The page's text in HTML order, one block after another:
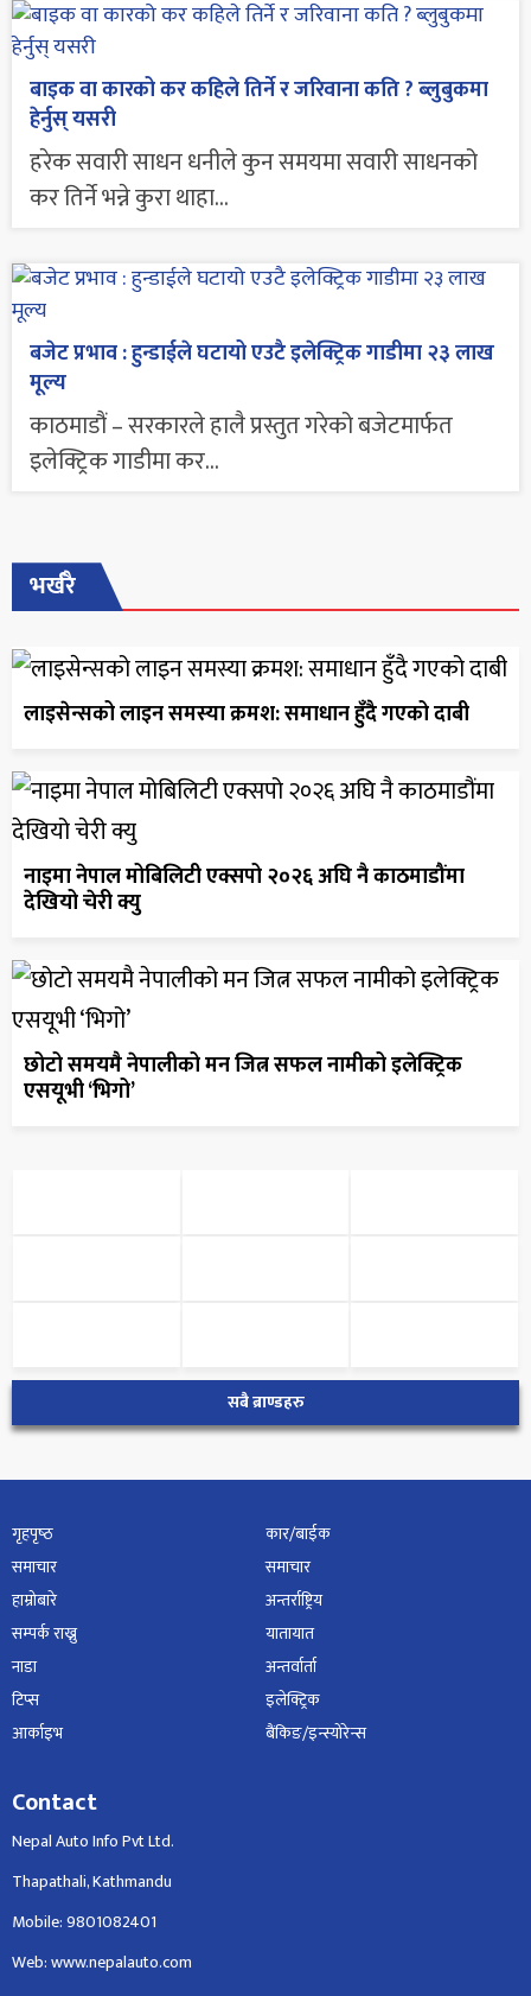
बाइक वा कारको कर कहिले तिर्ने र जरिवाना कति ? ब्लुबुकमा
हेर्नुस् यसरी
हरेक सवारी साधन धनीले कुन समयमा सवारी साधनको
कर तिर्ने भन्ने कुरा थाहा...
बजेट प्रभाव : हुन्डाईले घटायो एउटै इलेक्ट्रिक गाडीमा २३ लाख
मूल्य
काठमाडौं – सरकारले हालै प्रस्तुत गरेको बजेटमार्फत
इलेक्ट्रिक गाडीमा कर...
भर्खरै
लाइसेन्सको लाइन समस्या क्रमश: समाधान हुँदै गएको दाबी
नाइमा नेपाल मोबिलिटी एक्सपो २०२६ अघि नै काठमाडौंमा
देखियो चेरी क्यु
छोटो समयमै नेपालीको मन जित्न सफल नामीको इलेक्ट्रिक
एसयूभी ‘भिगो’
सबै ब्राण्डहरु
गृहपृष्‍ठ
समाचार
हाम्रोबारे
सम्पर्क राख्नु
नाडा
टिप्स
आर्काइभ
कार/बाईक
समाचार
अन्तर्राष्ट्रिय
यातायात
अन्तर्वार्ता
इलेक्ट्रिक
बैंकिङ/इन्स्योरेन्स
Contact
Nepal Auto Info Pvt Ltd.
Thapathali, Kathmandu
Mobile: 9801082401
Web: www.nepalauto.com